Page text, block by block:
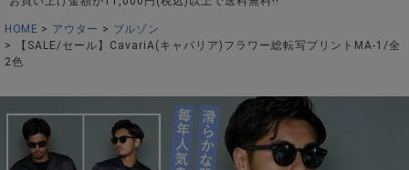
HOME アウター
ブルゾン
【SALE/セール】CavariA(キャバリア)フラワー総転写プリントMA-1/全
2色